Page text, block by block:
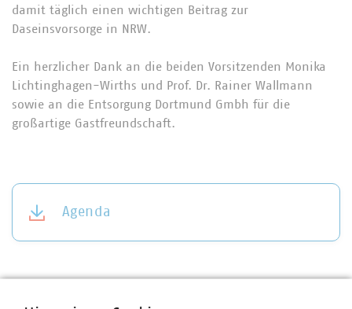
damit täglich einen wichtigen Beitrag zur
Daseinsvorsorge in NRW.
Ein herzlicher Dank an die beiden Vorsitzenden Monika
Lichtinghagen-Wirths und Prof. Dr. Rainer Wallmann
sowie an die Entsorgung Dortmund Gmbh für die
großartige Gastfreundschaft.
Agenda